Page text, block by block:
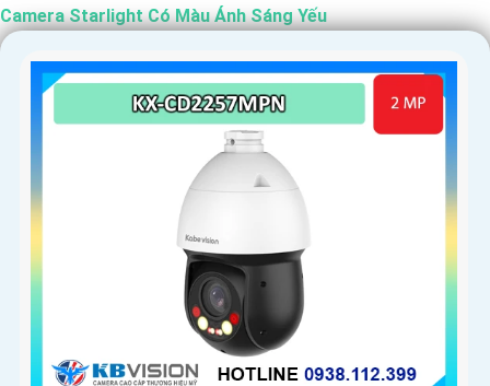
Camera Starlight Có Màu Ánh Sáng Yếu